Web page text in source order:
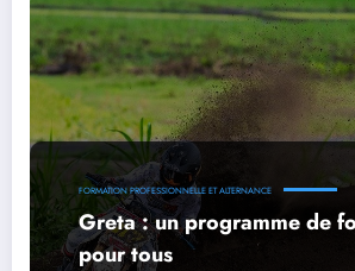
FORMATION PROFESSIONNELLE ET ALTERNANCE
Greta : un programme de
pour tous